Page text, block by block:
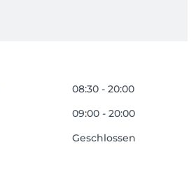
08:30 - 20:00
09:00 - 20:00
Geschlossen